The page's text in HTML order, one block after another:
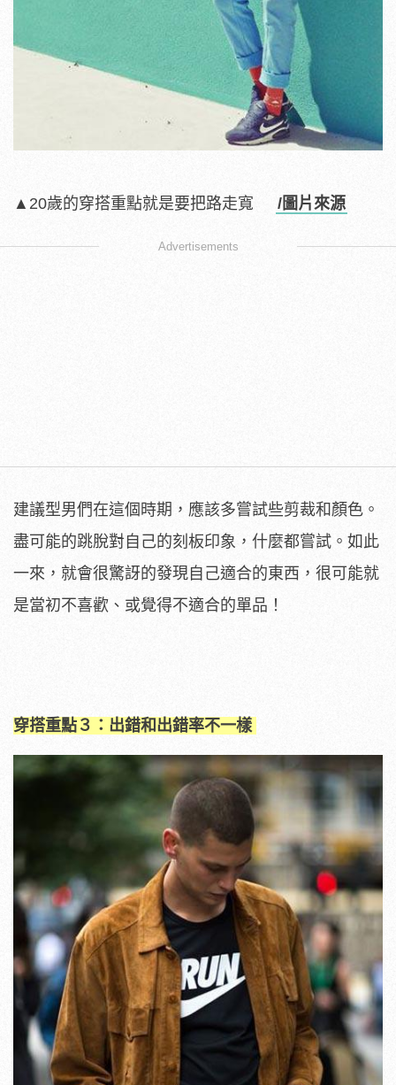
▲20歲的穿搭重點就是要把路走寬 /圖片來源
Advertisements
建議型男們在這個時期，應該多嘗試些剪裁和顏色。
盡可能的跳脫對自己的刻板印象，什麼都嘗試。如此
一來，就會很驚訝的發現自己適合的東西，很可能就
是當初不喜歡、或覺得不適合的單品！
穿搭重點３：出錯和出錯率不一樣